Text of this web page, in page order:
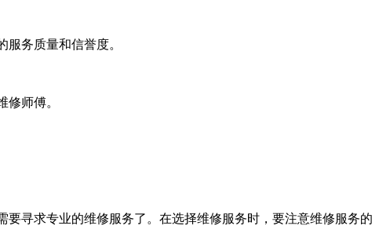
务质量和信誉度。
师傅。
寻求专业的维修服务了。在选择维修服务时，要注意维修服务的